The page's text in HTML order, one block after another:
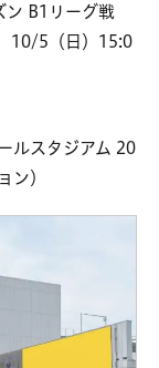
ン B1リーグ戦
10/5（日）15:0
ルスタジアム 20
ン）